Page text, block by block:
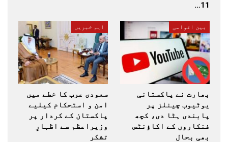
11…
بین اقوامی
بھارت نے پاکستانی
یوٹیوب چینلز پر
پابندی ہٹا دی، کچھ
فنکاروں کے اکاؤنٹس
بھی بحال
اہم خبریں
سعودی عرب کا خطے میں
امن و استحکام کیلیے
پاکستان کے کردار پر
وزیراعظم سے اظہارِ
تشکر